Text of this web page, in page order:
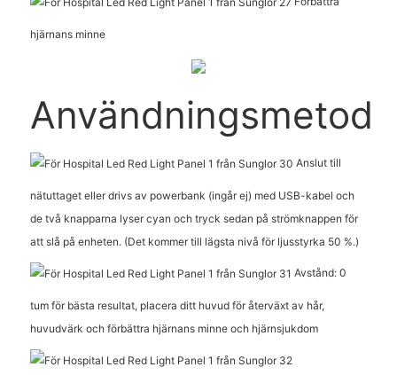
hjärnans minne
Användningsmetod
Anslut till
nätuttaget eller drivs av powerbank (ingår ej) med USB-kabel och
de två knapparna lyser cyan och tryck sedan på strömknappen för
att slå på enheten. (Det kommer till lägsta nivå för ljusstyrka 50 %.)
Avstånd: 0
tum för bästa resultat, placera ditt huvud för återväxt av hår,
huvudvärk och förbättra hjärnans minne och hjärnsjukdom